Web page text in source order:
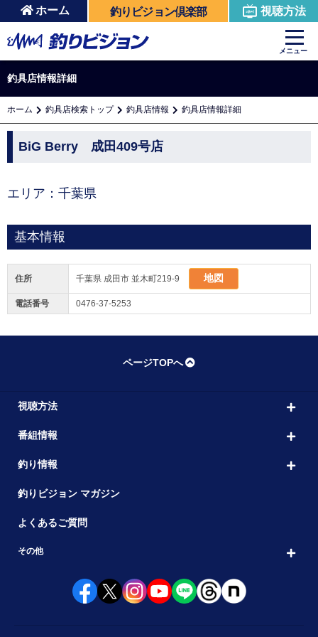
ホーム 釣りビジョン倶楽部 視聴方法
メニュー
釣具店情報詳細
ホーム 釣具店検索トップ 釣具店情報 釣具店情報詳細
BiG Berry 成田409号店
エリア：千葉県
基本情報
住所 千葉県 成田市 並木町219-9 地図
電話番号 0476-37-5253
ページTOPへ
視聴方法
番組情報
釣り情報
釣りビジョン マガジン
よくあるご質問
その他